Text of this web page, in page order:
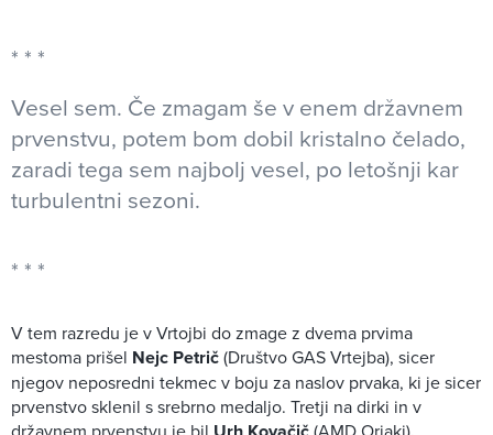
Vesel sem. Če zmagam še v enem državnem
prvenstvu, potem bom dobil kristalno čelado,
zaradi tega sem najbolj vesel, po letošnji kar
turbulentni sezoni.
V tem razredu je v Vrtojbi do zmage z dvema prvima
mestoma prišel Nejc Petrič(Društvo GAS Vrtejba), sicer
njegov neposredni tekmec v boju za naslov prvaka, ki je sicer
prvenstvo sklenil s srebrno medaljo. Tretji na dirki in v
državnem prvenstvu je bil
(AMD Orjaki).